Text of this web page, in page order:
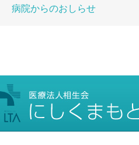
病院からのおしらせ